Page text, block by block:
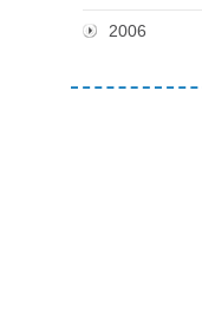
2006